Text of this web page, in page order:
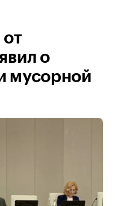
о
мусорной